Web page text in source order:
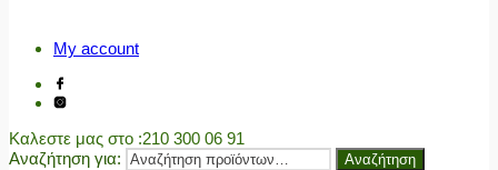
My account
Καλεστε μας στο :210 300 06 91
Αναζήτηση για:
Αναζήτηση